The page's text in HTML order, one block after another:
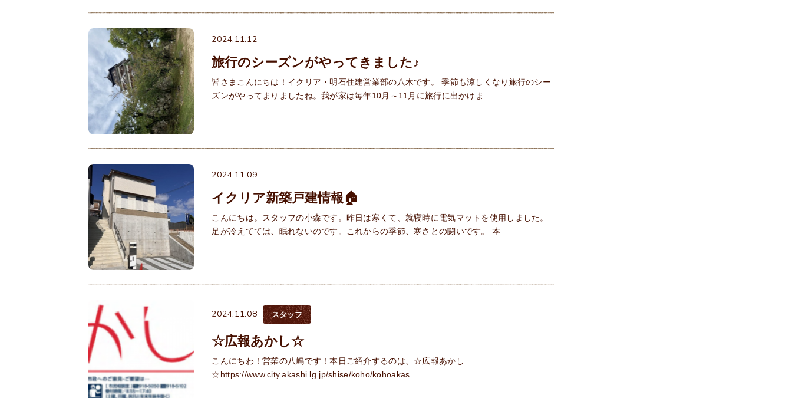
2024.11.12
旅行のシーズンがやってきました♪
皆さまこんにちは！イクリア・明石住建営業部の八木です。 季節も涼しくなり旅行のシー
ズンがやってまりましたね。我が家は毎年10月～11月に旅行に出かけま
2024.11.09
イクリア新築戸建情報🏠
こんにちは。スタッフの小森です。昨日は寒くて、就寝時に電気マットを使用しました。
足が冷えてては、眠れないのです。これからの季節、寒さとの闘いです。 本
2024.11.08 スタッフ
☆広報あかし☆
こんにちわ！営業の八嶋です！本日ご紹介するのは、☆広報あかし
☆https://www.city.akashi.lg.jp/shise/koho/kohoakas